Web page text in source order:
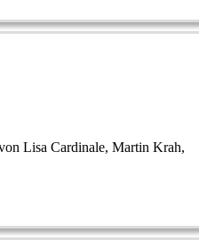
Lisa Cardinale, Martin Krah,